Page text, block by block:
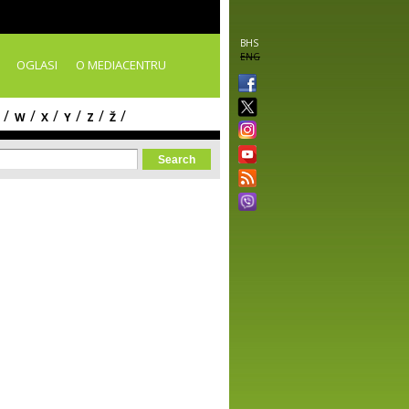
BHS
ENG
OGLASI O MEDIACENTRU
/ W / X / Y / Z / Ž /